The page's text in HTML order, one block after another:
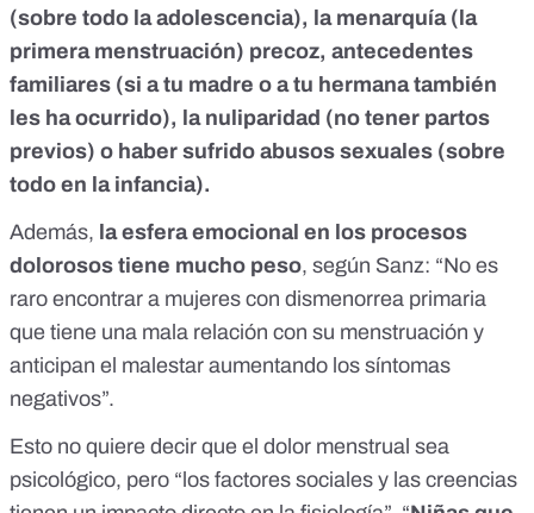
(sobre todo la adolescencia), la menarquía (la
primera menstruación) precoz, antecedentes
familiares (si a tu madre o a tu hermana también
les ha ocurrido), la nuliparidad (no tener partos
previos) o haber sufrido abusos sexuales (sobre
todo en la infancia).
Además, la esfera emocional en los procesos
dolorosos tiene mucho peso, según Sanz: “No es
raro encontrar a mujeres con dismenorrea primaria
que tiene una mala relación con su menstruación y
anticipan el malestar aumentando los síntomas
negativos”.
Esto no quiere decir que el dolor menstrual sea
psicológico, pero “los factores sociales y las creencias